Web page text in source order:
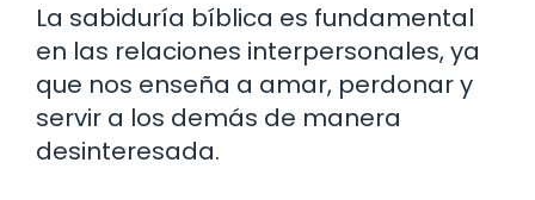
La sabiduría bíblica es fundamental
en las relaciones interpersonales, ya
que nos enseña a amar, perdonar y
servir a los demás de manera
desinteresada.